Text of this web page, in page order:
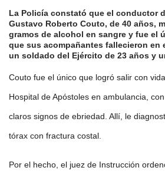
La Policía constató que el conductor
Gustavo Roberto Couto, de 40 años,
gramos de alcohol en sangre y fue el
que sus acompañantes fallecieron en
un soldado del Ejército de 23 años y
Couto fue el único que logró salir con
Hospital de Apóstoles en ambulancia,
claros signos de ebriedad. Allí, le
tórax con fractura costal.
Por el hecho, el juez de Instrucción